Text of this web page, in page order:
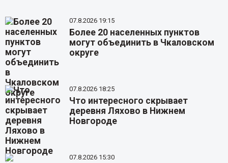
07.8.2026 19:15
Более 20 населенных пунктов
могут объединить в Чкаловском
округе
07.8.2026 18:25
Что интересного скрывает
деревня Ляхово в Нижнем
Новгороде
07.8.2026 15:30